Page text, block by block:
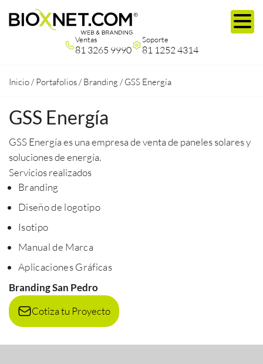
Ventas
81 3265 9990
Soporte
81 1252 4314
Inicio /Portafolios /Branding /GSS Energía
GSS Energía
GSS Energía es una empresa de venta de paneles solares y
soluciones de energía.
Servicios realizados
Branding
Diseño de logotipo
Isotipo
Manual de Marca
Aplicaciones Gráficas
Branding San Pedro
Cotiza tu Proyecto